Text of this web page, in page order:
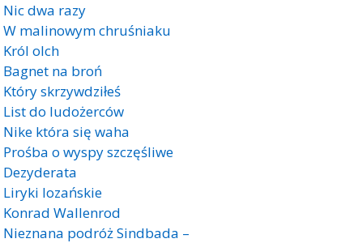
Nic dwa razy
W malinowym chruśniaku
Król olch
Bagnet na broń
Który skrzywdziłeś
List do ludożerców
Nike która się waha
Prośba o wyspy szczęśliwe
Dezyderata
Liryki lozańskie
Konrad Wallenrod
Nieznana podróż Sindbada –